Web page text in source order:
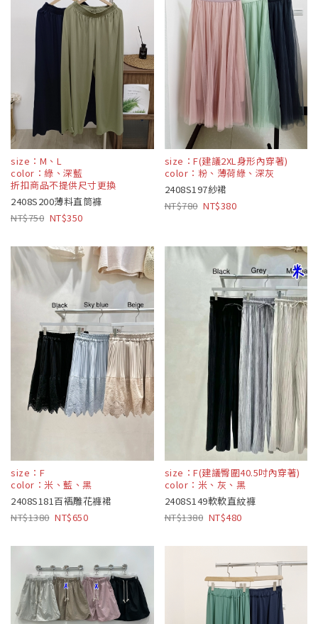
size：M、L
color：綠、深藍
折扣商品不提供尺寸更換
2408S200薄料直筒褲
750
350
size：F(建議2XL身形內穿著)
color：粉、薄荷綠、深灰
2408S197紗裙
780
380
size：F
color：米、藍、黑
2408S181百褶雕花褲裙
1380
650
size：F(建議臀圍40.5吋內穿著)
color：米、灰、黑
2408S149軟軟直紋褲
1380
480